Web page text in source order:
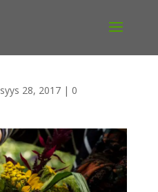
syys 28, 2017| 0